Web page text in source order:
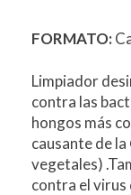
FORMATO:
Limpiador
contra las
hongos más
causante de la
vegetales)
contra el virus